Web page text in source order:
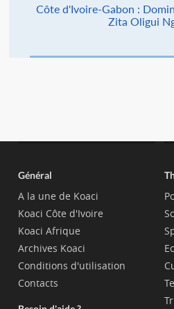
Côte d'Ivoire-Gabon :
Zita Oligui
Général
A la une de Koaci
Koaci Côte d'Ivoire
Koaci Afrique
Archives Koaci
Conditions d'utilisation
Contacts